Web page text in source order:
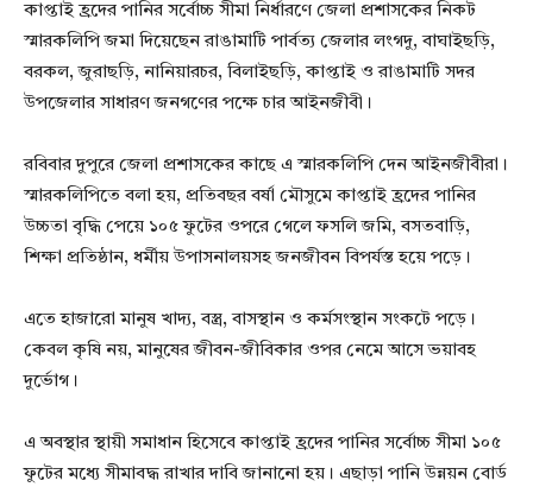
কাপ্তাই হ্রদের পানির সর্বোচ্চ সীমা নির্ধারণে জেলা প্রশাসকের নিকট
স্মারকলিপি জমা দিয়েছেন রাঙামাটি পার্বত্য জেলার লংগদু, বাঘাইছড়ি,
বরকল, জুরাছড়ি, নানিয়ারচর, বিলাইছড়ি, কাপ্তাই ও রাঙামাটি সদর
উপজেলার সাধারণ জনগণের পক্ষে চার আইনজীবী।
রবিবার দুপুরে জেলা প্রশাসকের কাছে এ স্মারকলিপি দেন আইনজীবীরা।
স্মারকলিপিতে বলা হয়, প্রতিবছর বর্ষা মৌসুমে কাপ্তাই হ্রদের পানির
উচ্চতা বৃদ্ধি পেয়ে ১০৫ ফুটের ওপরে গেলে ফসলি জমি, বসতবাড়ি,
শিক্ষা প্রতিষ্ঠান, ধর্মীয় উপাসনালয়সহ জনজীবন বিপর্যস্ত হয়ে পড়ে।
এতে হাজারো মানুষ খাদ্য, বস্ত্র, বাসস্থান ও কর্মসংস্থান সংকটে পড়ে।
কেবল কৃষি নয়, মানুষের জীবন-জীবিকার ওপর নেমে আসে ভয়াবহ
দুর্ভোগ।
এ অবস্থার স্থায়ী সমাধান হিসেবে কাপ্তাই হ্রদের পানির সর্বোচ্চ সীমা ১০৫
ফুটের মধ্যে সীমাবদ্ধ রাখার দাবি জানানো হয়। এছাড়া পানি উন্নয়ন বোর্ড